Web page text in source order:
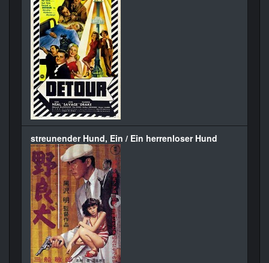
streunender Hund, Ein / Ein herrenloser Hund